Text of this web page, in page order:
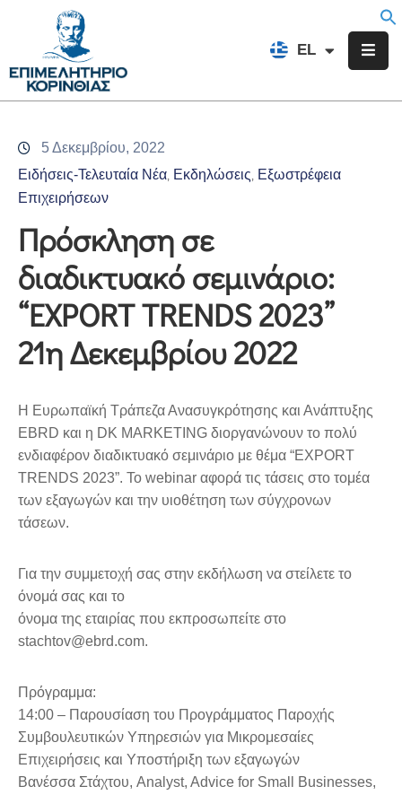
EL
FR
Επιμελητήριο
Υπηρεσίες
Προγράμματα
Δράσεις
Εκδηλώσεις
Επικοινωνία
5 Δεκεμβρίου, 2022
Ειδήσεις-Τελευταία Νέα Εκδηλώσεις Εξωστρέφεια
Επιχειρήσεων
Πρόσκληση σε
διαδικτυακό σεμινάριο:
“EXPORT TRENDS 2023”
21η Δεκεμβρίου 2022
Η Ευρωπαϊκή Τράπεζα Ανασυγκρότησης και Ανάπτυξης
EBRD και η DK MARKETING διοργανώνουν το πολύ
ενδιαφέρον διαδικτυακό σεμινάριο με θέμα “EXPORT
TRENDS 2023”. Το webinar αφορά τις τάσεις στο τομέα
των εξαγωγών και την υιοθέτηση των σύγχρονων
τάσεων.
Για την συμμετοχή σας στην εκδήλωση να στείλετε το
όνομά σας και το
όνομα της εταιρίας που εκπροσωπείτε στο
stachtov@ebrd.com.
Πρόγραμμα:
14:00 – Παρουσίαση του Προγράμματος Παροχής
Συμβουλευτικών Υπηρεσιών για Μικρομεσαίες
Επιχειρήσεις και Υποστήριξη των εξαγωγών
Βανέσσα Στάχτου, Analyst, Advice for Small Businesses,